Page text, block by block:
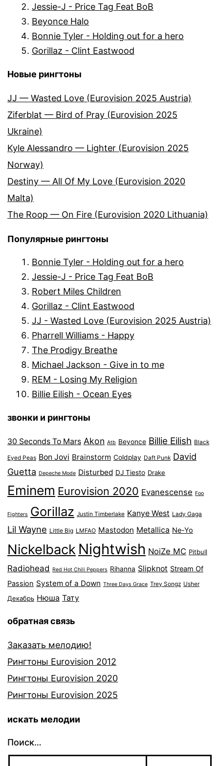
Jessie-J - Price Tag Feat BoB
Beyonce Halo
Bonnie Tyler - Holding out for a hero
Gorillaz - Clint Eastwood
Новые рингтоны
JJ — Wasted Love (Eurovision 2025 Austria)
Ziferblat — Bird of Pray (Eurovision 2025
Ukraine)
Kyle Alessandro — Lighter (Eurovision 2025
Norway)
Destiny — All Of My Love (Eurovision 2020
Malta)
The Roop — On Fire (Eurovision 2020 Lithuania)
Популярные рингтоны
Bonnie Tyler - Holding out for a hero
Jessie-J - Price Tag Feat BoB
Robert Miles Children
Gorillaz - Clint Eastwood
JJ - Wasted Love (Eurovision 2025 Austria)
Pharrell Williams - Happy
The Prodigy Breathe
Michael Jackson - Give in to me
REM - Losing My Religion
Billie Eilish - Ocean Eyes
звонки и рингтоны
30 Seconds To Mars Akon Atb Beyonce Billie Eilish Black
Eyed Peas Bon Jovi Brainstorm Coldplay Daft Punk David
Guetta Depeche Mode Disturbed DJ Tiesto Drake
Eminem Eurovision 2020 Evanescense Foo
Fighters Gorillaz Justin Timberlake Kanye West Lady Gaga
Lil Wayne Little Big LMFAO Mastodon Metallica Ne-Yo
Nickelback Nightwish NoiZe MC Pitbull
Radiohead Red Hot Chili Peppers Rihanna Slipknot Stream Of
Passion System of a Down Three Days Grace Trey Songz Usher
Декабрь Нюша Тату
обратная связь
Заказать мелодию!
Рингтоны Eurovision 2012
Рингтоны Eurovision 2020
Рингтоны Eurovision 2025
искать мелодии
Поиск…